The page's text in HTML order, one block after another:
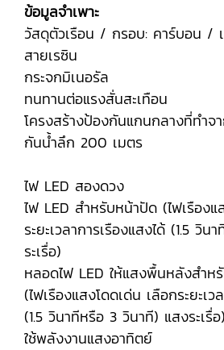
ข้อมูลจำเพาะ
วัสดุตัวเรือน / กรอบ: คาร์บอน /
สายเรซิน
กระจกมิเนอรัล
ทนทานต่อแรงสั่นสะเทือน
โครงสร้างป้องกันแกนกลางที่ทำจ
กันน้ำลึก 200 เมตร
ไฟ LED สองดวง
ไฟ LED สำหรับหน้าปัด (ไฟเรืองแ
ระยะเวลาการเรืองแสงได้ (1.5 วิ
ระเรื่อ)
หลอดไฟ LED ให้แสงพื้นหลังสำห
(ไฟเรืองแสงโดดเด่น เลือกระยะเว
(1.5 วินาทีหรือ 3 วินาที) แสงระเรื่อ)
ใช้พลังงานแสงอาทิตย์